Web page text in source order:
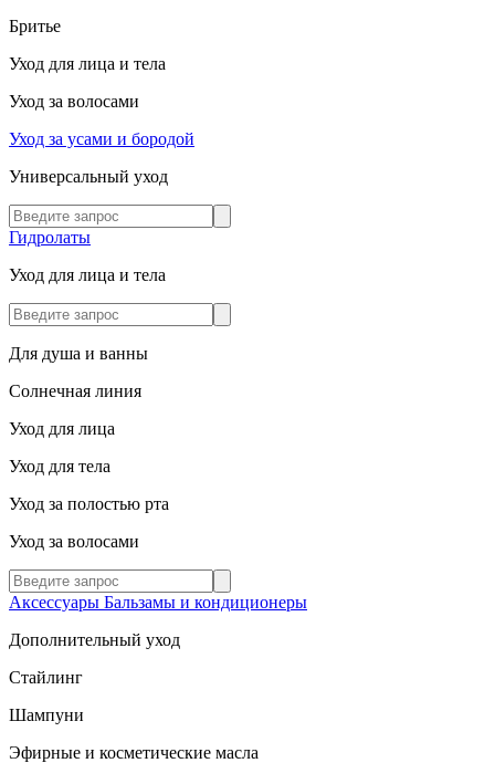
Бритье
Уход для лица и тела
Уход за волосами
Уход за усами и бородой
Универсальный уход
Гидролаты
Уход для лица и тела
Для душа и ванны
Солнечная линия
Уход для лица
Уход для тела
Уход за полостью рта
Уход за волосами
Аксессуары Бальзамы и кондиционеры
Дополнительный уход
Стайлинг
Шампуни
Эфирные и косметические масла